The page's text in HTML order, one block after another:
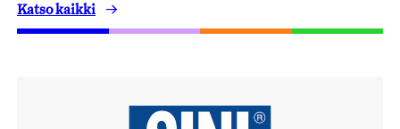
Katso kaikki